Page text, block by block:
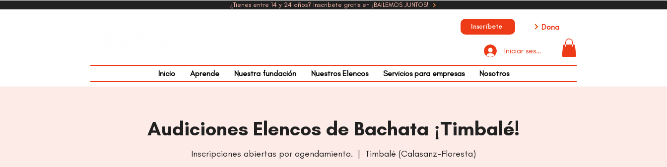
¿Tienes entre 14 y 24 años? Inscribete gratis en ¡BAILEMOS JUNTOS!
Inscríbete Dona
Iniciar sesión
Inicio Aprende Nuestra fundación Nuestros Elencos Servicios para empresas Nosotros
Audiciones Elencos de Bachata ¡Timbalé!
Inscripciones abiertas por agendamiento.
  |
Timbalé (Calasanz-Floresta)